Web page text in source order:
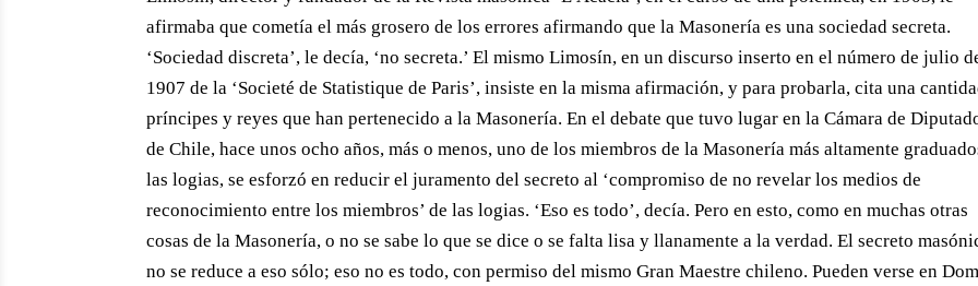
afirmaba que cometía el más grosero de los errores afirmando que la Masonería es una sociedad secreta.
‘Sociedad discreta’, le decía, ‘no secreta.’ El mismo Limosín, en un discurso inserto en el número de julio
1907 de la ‘Societé de Statistique de Paris’, insiste en la misma afirmación, y para probarla, cita una
príncipes y reyes que han pertenecido a la Masonería. En el debate que tuvo lugar en la Cámara de
de Chile, hace unos ocho años, más o menos, uno de los miembros de la Masonería más altamente
las logias, se esforzó en reducir el juramento del secreto al ‘compromiso de no revelar los medios de
reconocimiento entre los miembros’ de las logias. ‘Eso es todo’, decía. Pero en esto, como en muchas otras
cosas de la Masonería, o no se sabe lo que se dice o se falta lisa y llanamente a la verdad. El secreto
no se reduce a eso sólo; eso no es todo, con permiso del mismo Gran Maestre chileno. Pueden verse en Dom